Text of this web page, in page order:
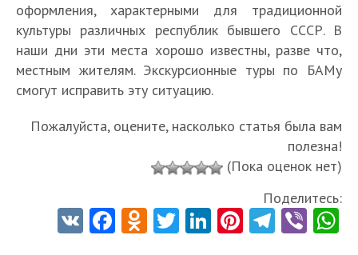
оформления, характерными для традиционной
культуры различных республик бывшего СССР. В
наши дни эти места хорошо известны, разве что,
местным жителям. Экскурсионные туры по БАМу
смогут исправить эту ситуацию.
Пожалуйста, оцените, насколько статья была вам
полезна!
(Пока оценок нет)
Поделитесь:
V Fa O T Li Pi Te Vi